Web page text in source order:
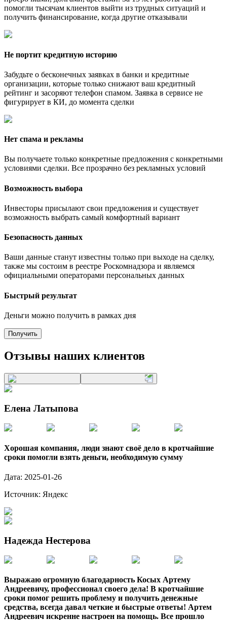
помогли тысячам клиентов выйти из трудных ситуаций и
получить финансирование, когда другие отказывали
Не портит кредитную историю
Забудьте о бесконечных заявках в банки и кредитные
организации, которые только снижают ваш кредитный
рейтинг и засоряют телефон спамом. Заявка в сервисе не
фигурирует в КИ, до момента сделки
Нет спама и рекламы
Вы получаете только конкретные предложения с конкретными
условиями сделки. Все прозрачно без рекламных условий
Возможность выбора
Инвесторы присылают свои предложения и существует
возможность выбрать самый комфортный вариант
Безопасность данных
Ваши данные станут известны только при выходе на сделку,
также мы состоим в реестре Роскомнадзора и являемся
официальными операторами персональных данных
Быстрый результат
Деньги можно получить в рамках дня
Получить
Отзывы наших клиентов
Елена Латыпова
Хорошая компания, люди знают своё дело в кротчайшие
сроки помогли взять деньги, необходимую сумму
Дата: 2025-01-26
Источник: Яндекс
Надежда Нестерова
Выражаю огромную благодарность Косых Артему
Андреевичу, профессионал своего дела! В кротчайшие
сроки помог решить проблему и получить денежные
средства, всегда давал четкие и быстрые ответы! Артем
Андреевич искренне настроен на помощь. Все прошло